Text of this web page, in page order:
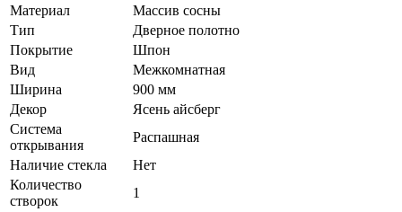
Материал
Массив сосны
Тип
Дверное полотно
Покрытие
Шпон
Вид
Межкомнатная
Ширина
900 мм
Декор
Ясень айсберг
Система
открывания
Распашная
Наличие стекла
Нет
Количество
створок
1